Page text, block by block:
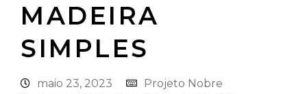
MADEIRA
SIMPLES
maio 23, 2023
Projeto Nobre